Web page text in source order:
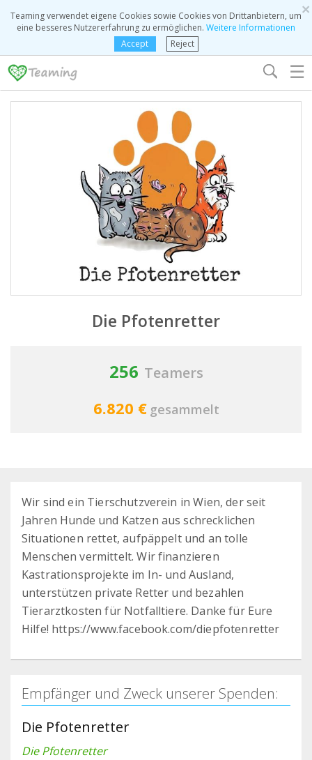
×
Teaming verwendet eigene Cookies sowie Cookies von Drittanbietern, um
eine besseres Nutzererfahrung zu ermöglichen. Weitere Informationen
Accept
Reject
☰
Die Pfotenretter
256 Teamers
6.820 € gesammelt
Wir sind ein Tierschutzverein in Wien, der seit
Jahren Hunde und Katzen aus schrecklichen
Situationen rettet, aufpäppelt und an tolle
Menschen vermittelt. Wir finanzieren
Kastrationsprojekte im In- und Ausland,
unterstützen private Retter und bezahlen
Tierarztkosten für Notfalltiere. Danke für Eure
Hilfe! https://www.facebook.com/diepfotenretter
Empfänger und Zweck unserer Spenden:
Die Pfotenretter
Die Pfotenretter